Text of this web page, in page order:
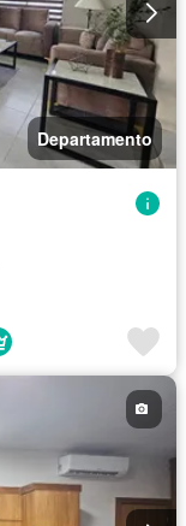
Departamento